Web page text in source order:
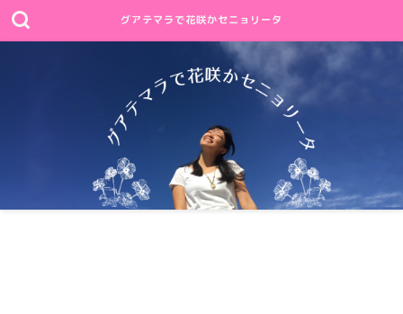
グアテマラで花咲かセニョリータ